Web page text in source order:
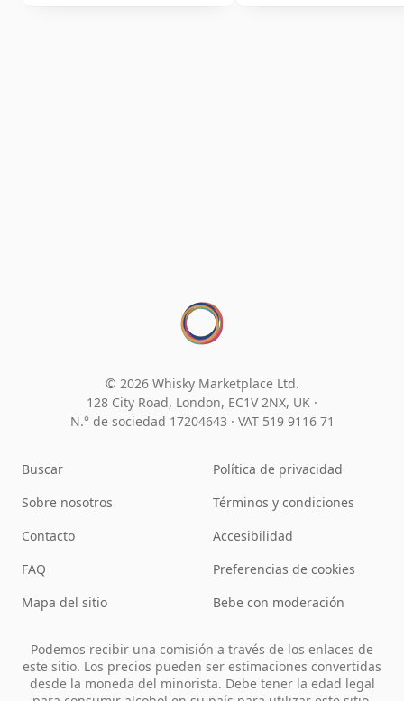
© 2026 Whisky Marketplace Ltd.
128 City Road, London, EC1V 2NX, UK ·
N.° de sociedad 17204643 · VAT 519 9116 71
Buscar
Sobre nosotros
Contacto
FAQ
Mapa del sitio
Política de privacidad
Términos y condiciones
Accesibilidad
Preferencias de cookies
Bebe con moderación
Podemos recibir una comisión a través de los enlaces de
este sitio. Los precios pueden ser estimaciones convertidas
desde la moneda del minorista. Debe tener la edad legal